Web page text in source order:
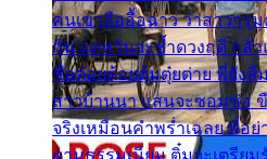
คนเขาลืออื้อฉาว ว่าสาวๆรุ
กัน แต่หวั่นจะช้ำดวงฤดี กลั
ชื่อต๋อยต้อยตุ้มตุ๋ยต่าย พี่ยังลื
สาวบ้านนา แสนจะซอมซ่อ
จริงเหมือนคำพร่ำเฉลย พี่อ
ตามธรรมเนียม ติ๋มจะเตรีย